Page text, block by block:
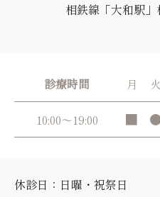
相鉄線「大和駅
診療時間 月 火
10:00～19:00 ■
休診日：日曜・祝祭日